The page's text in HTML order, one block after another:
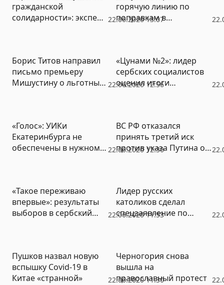
22.06.2020 13:07
гражданской
солидарности»: эксперт
выборах в Сербии
горячую линию по
поправкам в
изменений
22.06.2020 12:56
Борис Титов направил
письмо премьеру
Мишустину о льготных
«Цунами №2»: лидер
сербских социалистов
оценил итоги
22.06.2020 12:30
«Голос»: УИКи
Екатеринбурга не
обеспечены в нужном
ВС РФ отказался
принять третий иск
против указа Путина о
22.06.2020 11:53
«Такое переживаю
впервые»: результаты
выборов в сербский
Лидер русских
католиков сделал
спецзаявление по
22.06.2020 11:30
Пушков назвал новую
вспышку Covid-19 в
Китае «странной»
Черногория снова
вышла на
православный протест